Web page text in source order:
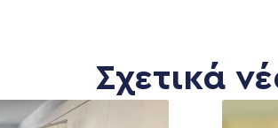
Σχετικά